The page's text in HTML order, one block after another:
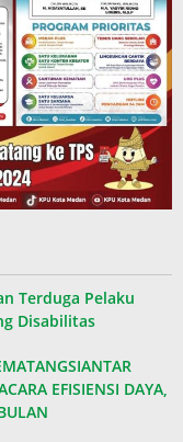
Terduga Pelaku
Disabilitas
EFISIENSI DAYA,